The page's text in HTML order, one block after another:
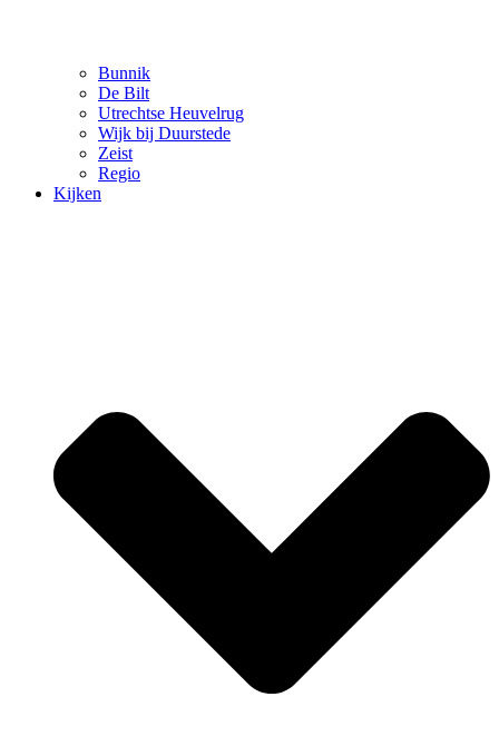
Bunnik
De Bilt
Utrechtse Heuvelrug
Wijk bij Duurstede
Zeist
Regio
Kijken